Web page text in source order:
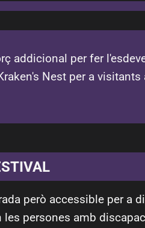
addicional per fer
Nest per a
però accessible per a
persones amb